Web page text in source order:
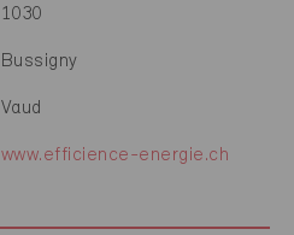
1030
Bussigny
Vaud
www.efficience-energie.ch